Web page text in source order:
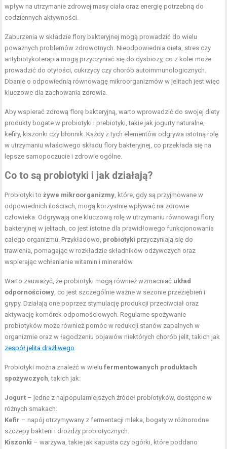
wpływ na utrzymanie zdrowej masy ciała oraz energię potrzebną do
codziennych aktywności.
Zaburzenia w składzie flory bakteryjnej mogą prowadzić do wielu
poważnych problemów zdrowotnych. Nieodpowiednia dieta, stres czy
antybiotykoterapia mogą przyczyniać się do dysbiozy, co z kolei może
prowadzić do otyłości, cukrzycy czy chorób autoimmunologicznych.
Dbanie o odpowiednią równowagę mikroorganizmów w jelitach jest więc
kluczowe dla zachowania zdrowia.
Aby wspierać zdrową florę bakteryjną, warto wprowadzić do swojej diety
produkty bogate w probiotyki i prebiotyki, takie jak jogurty naturalne,
kefiry, kiszonki czy błonnik. Każdy z tych elementów odgrywa istotną rolę
w utrzymaniu właściwego składu flory bakteryjnej, co przekłada się na
lepsze samopoczucie i zdrowie ogólne.
Co to są probiotyki i jak działają?
Probiotyki tożywe mikroorganizmy, które, gdy są przyjmowane w
odpowiednich ilościach, mogą korzystnie wpływać na zdrowie
człowieka. Odgrywają one kluczową rolę w utrzymaniu równowagi flory
bakteryjnej w jelitach, co jest istotne dla prawidłowego funkcjonowania
całego organizmu. Przykładowo, probiotyki przyczyniają się do
trawienia, pomagając w rozkładzie składników odżywczych oraz
wspierając wchłanianie witamin i minerałów.
Warto zauważyć, że probiotyki mogą również wzmacniać układ
odpornościowy, co jest szczególnie ważne w sezonie przeziębień i
grypy. Działają one poprzez stymulację produkcji przeciwciał oraz
aktywację komórek odpornościowych. Regularne spożywanie
probiotyków może również pomóc w redukcji stanów zapalnych w
organizmie oraz w łagodzeniu objawów niektórych chorób jelit, takich jak
zespół jelita drażliwego.
Probiotyki można znaleźć w wielufermentowanych produktach
spożywczych, takich jak:
Jogurt – jedne z najpopularniejszych źródeł probiotyków, dostępne w
różnych smakach.
Kefir – napój otrzymywany z fermentacji mleka, bogaty w różnorodne
szczepy bakterii i drożdży probiotycznych.
Kiszonki – warzywa, takie jak kapusta czy ogórki, które poddano